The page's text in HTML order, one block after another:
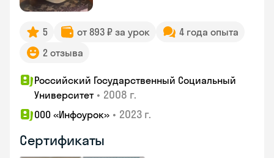
5 от 893 ₽ за урок
4 года опыта
2 отзыва
Российский Государственный Социальный
Университет • 2008 г.
ООО «Инфоурок» • 2023 г.
Сертификаты